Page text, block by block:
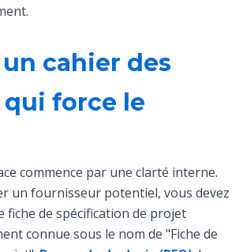
cahier des
force le
commence par une clarté interne.
un fournisseur potentiel, vous devez
fiche de spécification de projet
connue sous le nom de "Fiche de